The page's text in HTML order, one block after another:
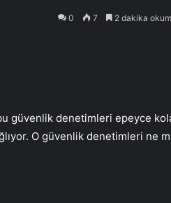
0 7 2 dakika
güvenlik denetimleri epeyce
O güvenlik denetimleri ne